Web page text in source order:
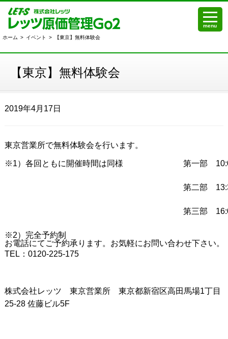
menu
ホーム > イベント > 【東京】無料体験会
【東京】無料体験会
2019年4月17日
東京営業所で無料体験会を行います。
※1）各回ともに開催時間は同様 第一部
第二部
第三部
※2）完全予約制
お電話にてご予約承ります。お気軽にお問い合わせ下さい。
TEL：0120-225-175
株式会社レッツ 東京営業所 東京都新宿区高田馬場1丁目
25-28 佐藤ビル5F